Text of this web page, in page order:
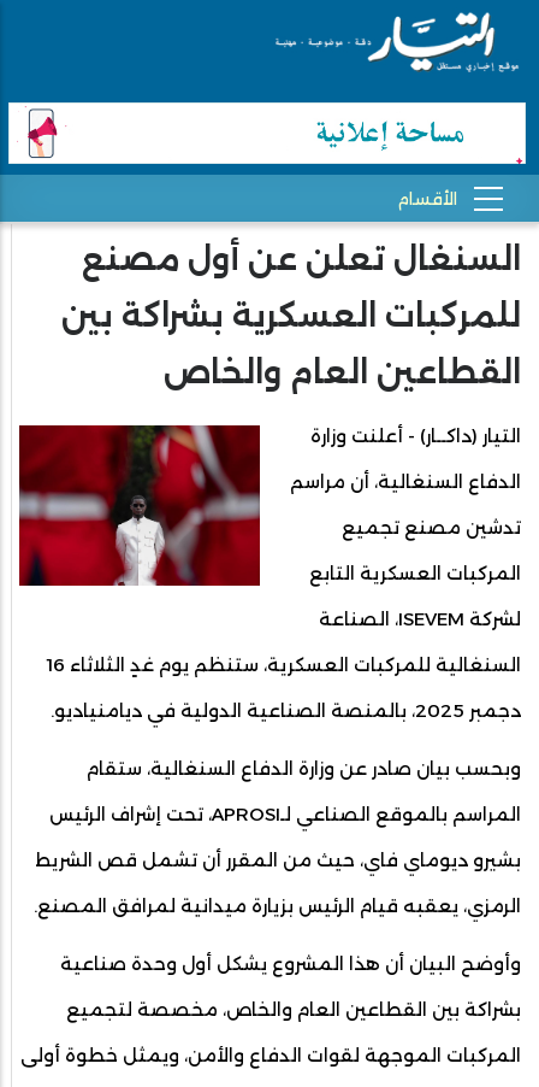
السنغال تعلن عن أول مصنع
للمركبات العسكرية بشراكة بين
القطاعين العام والخاص
التيار (داكــار) - أعلنت وزارة
الدفاع السنغالية، أن مراسم
تدشين مصنع تجميع
المركبات العسكرية التابع
لشركة ISEVEM، الصناعة
السنغالية للمركبات العسكرية، ستنظم يوم غدٍ الثلاثاء 16
دجمبر 2025، بالمنصة الصناعية الدولية في ديامنياديو.
وبحسب بيان صادر عن وزارة الدفاع السنغالية، ستقام
المراسم بالموقع الصناعي لـAPROSI، تحت إشراف الرئيس
بشيرو ديوماي فاي، حيث من المقرر أن تشمل قص الشريط
الرمزي، يعقبه قيام الرئيس بزيارة ميدانية لمرافق المصنع.
وأوضح البيان أن هذا المشروع يشكل أول وحدة صناعية
بشراكة بين القطاعين العام والخاص، مخصصة لتجميع
المركبات الموجهة لقوات الدفاع والأمن، ويمثل خطوة أولى